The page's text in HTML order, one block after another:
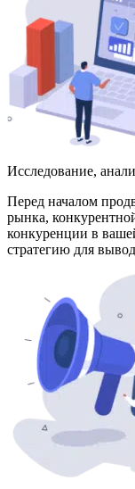
Исследование,
Перед началом
рынка,
конкуренции в
стратегию для